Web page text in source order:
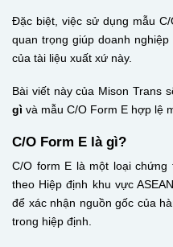
Đặc biệt, việc sử dụng mẫu
quan trọng giúp doanh
của tài liệu xuất xứ này.
Bài viết này của Mison Trans
gì và mẫu C/O Form E hợp lệ
C/O Form E là gì?
C/O form E là một loại
theo Hiệp định khu vực
để xác nhận nguồn gốc của
trong hiệp định.